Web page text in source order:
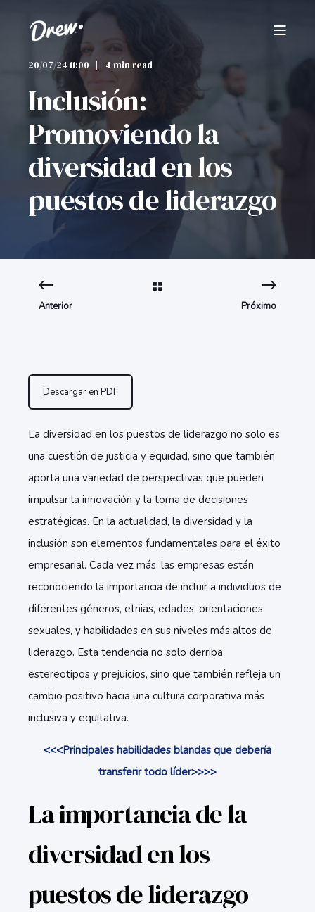
20/07/24 11:00 4 min read
Inclusión:
Promoviendo la
diversidad en los
puestos de liderazgo
Anterior Próximo
Descargar en PDF
La diversidad en los puestos de liderazgo no solo es
una cuestión de justicia y equidad, sino que también
aporta una variedad de perspectivas que pueden
impulsar la innovación y la toma de decisiones
estratégicas. En la actualidad, la diversidad y la
inclusión son elementos fundamentales para el éxito
empresarial. Cada vez más, las empresas están
reconociendo la importancia de incluir a individuos de
diferentes géneros, etnias, edades, orientaciones
sexuales, y habilidades en sus niveles más altos de
liderazgo. Esta tendencia no solo derriba
estereotipos y prejuicios, sino que también refleja un
cambio positivo hacia una cultura corporativa más
inclusiva y equitativa.
<<<Principales habilidades blandas que debería
transferir todo líder>>>>
La importancia de la
diversidad en los
puestos de liderazgo